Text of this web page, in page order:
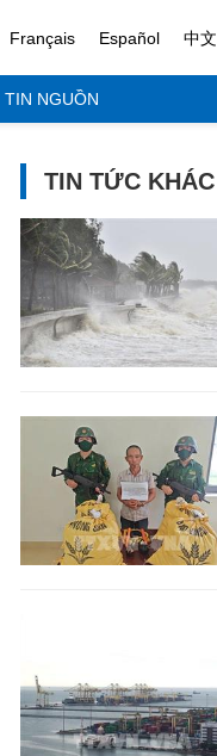
Français Español 中文
NGUỒN
TIN TỨC KHÁC